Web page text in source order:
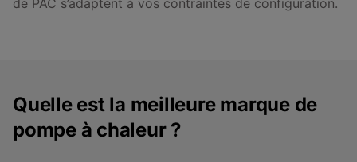
Quelle est la meilleure marque de
pompe à chaleur ?